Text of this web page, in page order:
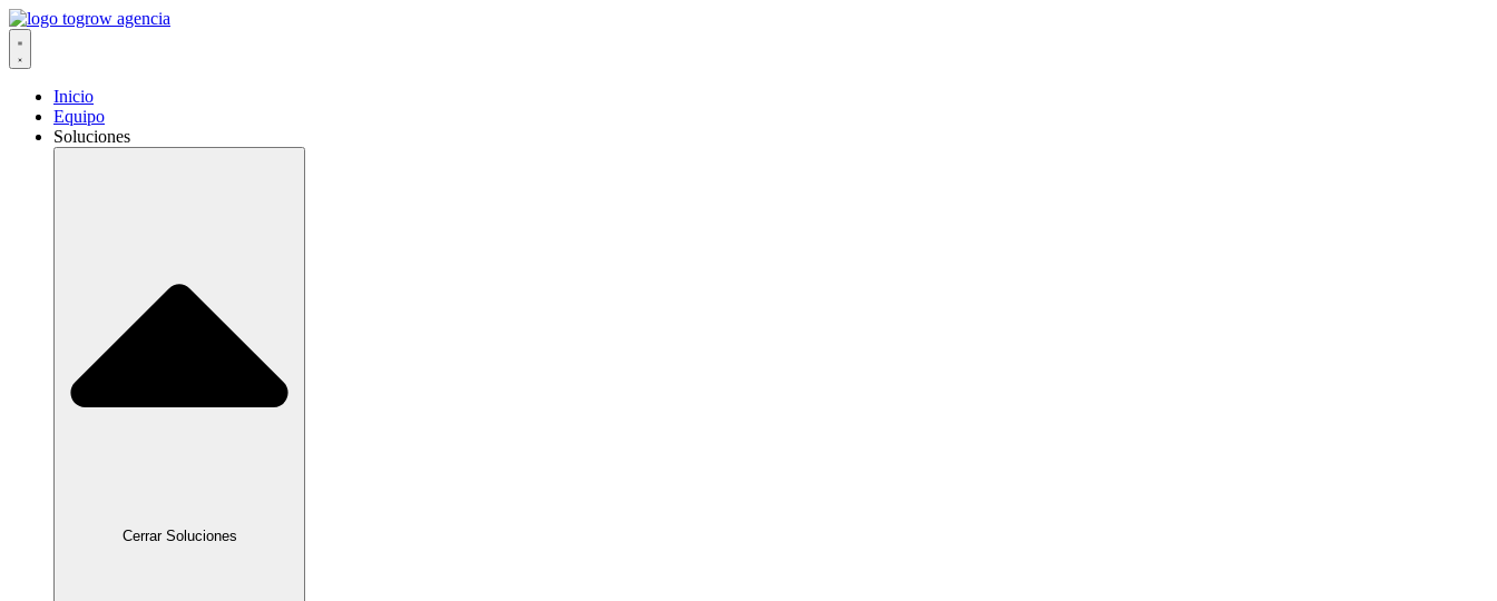
Ir
al
contenido
Inicio
Equipo
Soluciones
Cerrar Soluciones